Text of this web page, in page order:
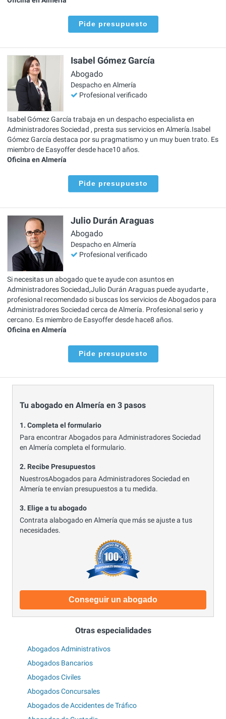
Pide presupuesto
Isabel Gómez García
Abogado
Despacho en Almería
Profesional verificado
Isabel Gómez García trabaja en un despacho especialista en
Administradores Sociedad , presta sus servicios en Almería.Isabel
Gómez García destaca por su pragmatismo y un muy buen trato. Es
miembro de Easyoffer desde hace10 años.
Oficina en Almería
Pide presupuesto
Julio Durán Araguas
Abogado
Despacho en Almería
Profesional verificado
Si necesitas un abogado que te ayude con asuntos en
Administradores Sociedad,Julio Durán Araguas puede ayudarte ,
profesional recomendado si buscas los servicios de Abogados para
Administradores Sociedad cerca de Almería. Profesional serio y
cercano. Es miembro de Easyoffer desde hace8 años.
Oficina en Almería
Pide presupuesto
Tu abogado en Almería en 3 pasos
1. Completa el formulario
Para encontrar Abogados para Administradores Sociedad
en Almería completa el formulario.
2. Recibe Presupuestos
NuestrosAbogados para Administradores Sociedad en
Almería te envían presupuestos a tu medida.
3. Elige a tu abogado
Contrata alabogado en Almería que más se ajuste a tus
necesidades.
Conseguir un abogado
Otras especialidades
Abogados Administrativos
Abogados Bancarios
Abogados Civiles
Abogados Concursales
Abogados de Accidentes de Tráfico